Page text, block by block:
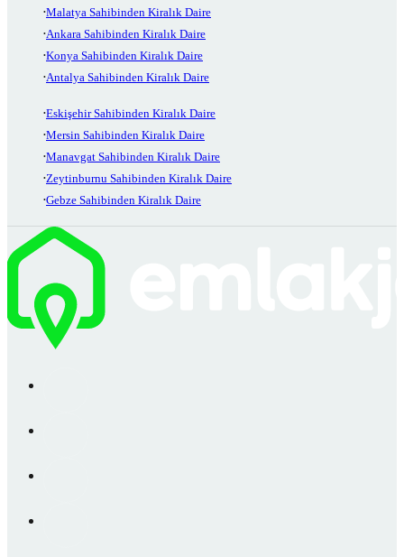
Malatya Sahibinden Kiralık Daire
Ankara Sahibinden Kiralık Daire
Konya Sahibinden Kiralık Daire
Antalya Sahibinden Kiralık Daire
Eskişehir Sahibinden Kiralık Daire
Mersin Sahibinden Kiralık Daire
Manavgat Sahibinden Kiralık Daire
Zeytinburnu Sahibinden Kiralık Daire
Gebze Sahibinden Kiralık Daire